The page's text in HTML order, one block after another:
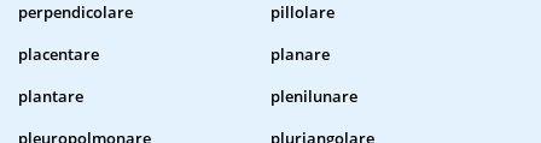
perpendicolare
pillolare
placentare
planare
plantare
plenilunare
pleuropolmonare
pluriangolare